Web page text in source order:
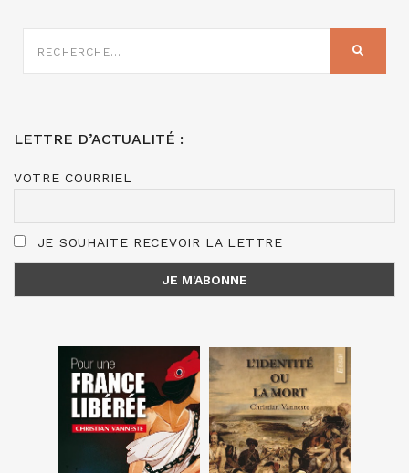
SUR
LETTRE D’ACTUALITÉ :
VOTRE COURRIEL
JE SOUHAITE RECEVOIR LA LETTRE